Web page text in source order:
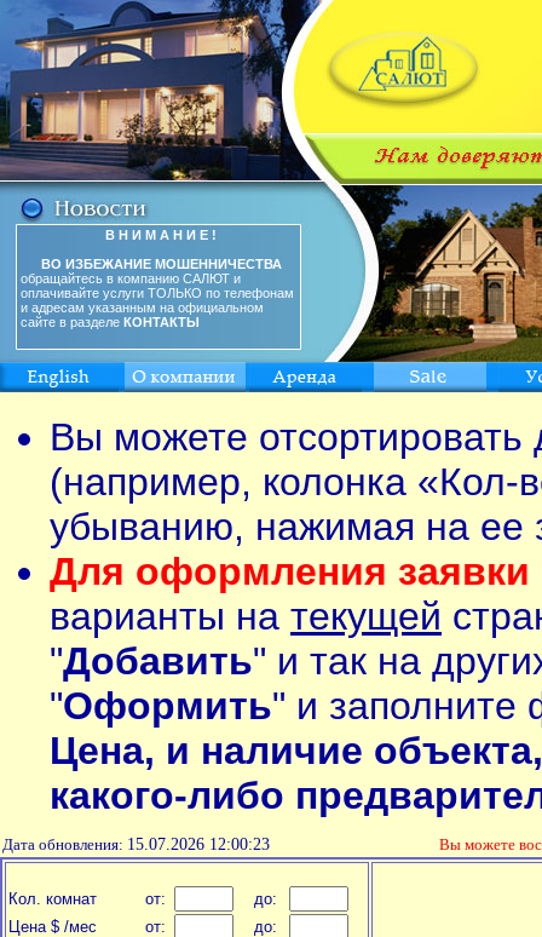
В Н И М А Н И Е !
ВО ИЗБЕЖАНИЕ МОШЕННИЧЕСТВА
обращайтесь в компанию САЛЮТ и
оплачивайте услуги ТОЛЬКО по телефонам
и адресам указанным на официальном
сайте в разделе КОНТАКТЫ
Вы можете
(например, колонка «Кол-
убыванию, нажимая на ее
Для оформления заявки
варианты на текущей
"Добавить" и так на
"Оформить" и заполните
Цена, и наличие
какого-либо
Дата обновления: 15.07.2026 12:00:23 Вы можете
Кол. комнат от:
до:
Цена $ /мес
от: до: